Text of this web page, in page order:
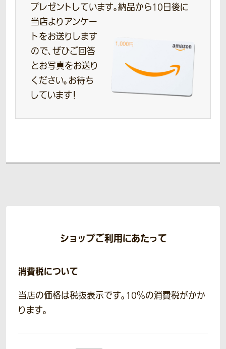
プレゼントしています。納品から10日後に
当店よりアンケー
トをお送りします
ので、ぜひご回答
とお写真をお送り
ください。お待ち
しています！
ショップご利用にあたって
消費税について
当店の価格は税抜表示です。10％の消費税がかか
ります。